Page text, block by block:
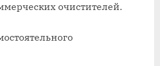
очистителей.